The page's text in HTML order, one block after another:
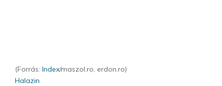
(Forrás: Index/maszol.ro, erdon.ro)
Halazin